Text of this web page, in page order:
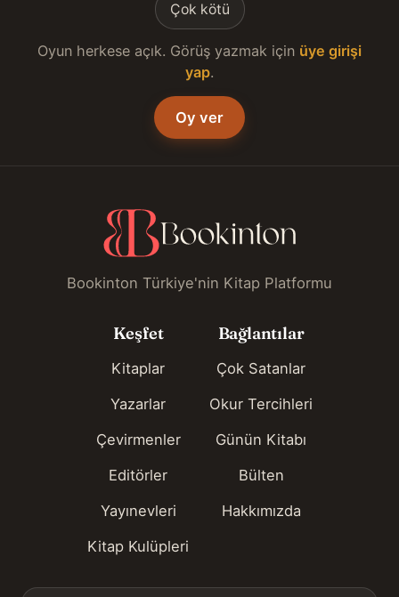
Çok kötü
Oyun herkese açık. Görüş yazmak için üye girişi
yap.
Oy ver
Bookinton Türkiye'nin Kitap Platformu
Keşfet
Kitaplar
Yazarlar
Çevirmenler
Editörler
Yayınevleri
Kitap Kulüpleri
Bağlantılar
Çok Satanlar
Okur Tercihleri
Günün Kitabı
Bülten
Hakkımızda